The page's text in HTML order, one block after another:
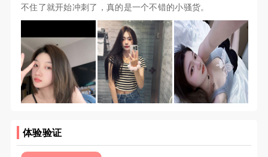
不住了就开始冲刺了，真的是一个不错的小骚货。
体验验证